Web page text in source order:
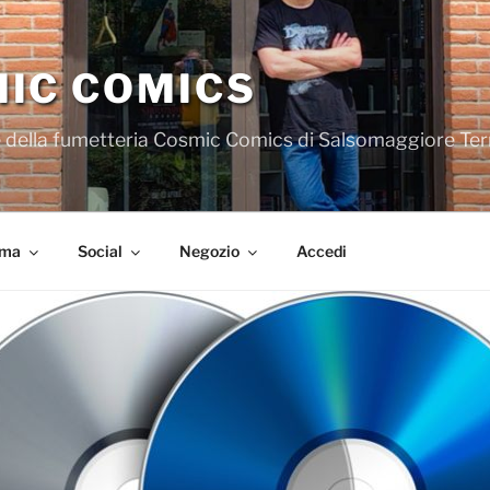
COMICS
fumetteria Cosmic Comics di Salsomaggiore
Social Negozio Accedi